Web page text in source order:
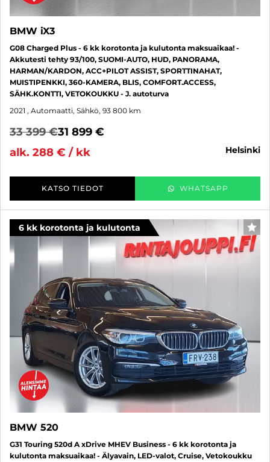
BMW iX3
G08 Charged Plus - 6 kk korotonta ja kulutonta maksuaikaa! -
Akkutesti tehty 93/100, SUOMI-AUTO, HUD, PANORAMA,
HARMAN/KARDON, ACC+PILOT ASSIST, SPORTTINAHAT,
MUISTIPENKKI, 360-KAMERA, BLIS, COMFORT.ACCESS,
SÄHK.KONTTI, VETOKOUKKU - J. autoturva
2021 , Automaatti, Sähkö, 93 800 km
33 399 €31 899 €
alk. 288 € / kk
helsinki
KATSO TIEDOT WHATSAPP
6 kk korotonta ja kulutonta
BMW 520
G31 Touring 520d A xDrive MHEV Business - 6 kk korotonta ja
kulutonta maksuaikaa! - Älyavain, LED-valot, Cruise, Vetokoukku